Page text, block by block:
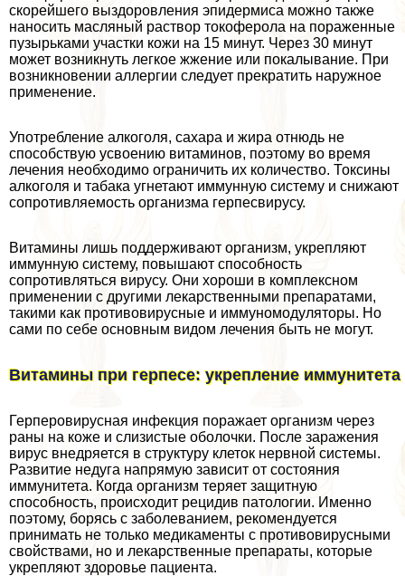
скорейшего выздоровления эпидермиса можно также
наносить масляный раствор токоферола на пораженные
пузырьками участки кожи на 15 минут. Через 30 минут
может возникнуть легкое жжение или покалывание. При
возникновении аллергии следует прекратить наружное
применение.
Употрeбление алкоголя, сахара и жира отнюдь не
способствую усвоению витаминов, поэтому во время
лечения необходимо ограничить их количество. Токсины
алкоголя и табака угнетают иммунную систему и снижают
сопротивляемость организма гepпeсвирусу.
Витамины лишь поддерживают организм, укрепляют
иммунную систему, повышают способность
сопротивляться вирусу. Они хороши в комплексном
применении с другими лекарственными препаратами,
такими как противовирусные и иммуномодуляторы. Но
сами по себе основным видом лечения быть не могут.
Витамины при гepпeсе: укрепление иммунитета
Герперовирусная инфекция поражает организм через
раны на коже и слизистые оболочки. После заражения
вирус внедряется в структуру клеток нервной системы.
Развитие недуга напрямую зависит от состояния
иммунитета. Когда организм теряет защитную
способность, происходит рецидив патологии. Именно
поэтому, борясь с заболеванием, рекомендуется
принимать не только медикаменты с противовирусными
свойствами, но и лекарственные препараты, которые
укрепляют здоровье пациента.